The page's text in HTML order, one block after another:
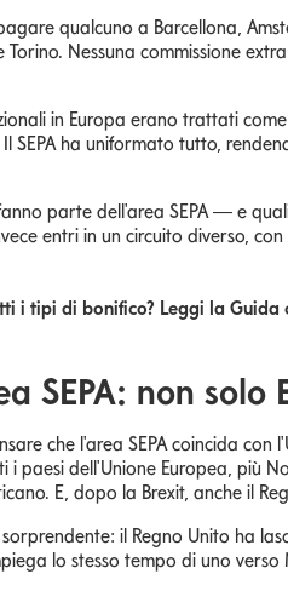
qualcuno a Barcellona,
Nessuna commissione
in Europa erano trattati
SEPA ha uniformato tutto,
parte dell'area SEPA — e
entri in un circuito diverso,
i tipi di bonifico? Leggi la
SEPA: non solo
che l'area SEPA coincida con
paesi dell'Unione Europea, più
E, dopo la Brexit, anche il
il Regno Unito ha
lo stesso tempo di uno